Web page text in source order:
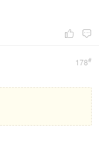
 
178#